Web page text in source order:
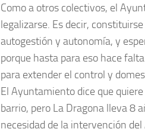
Como a otros colectivos, el
legalizarse. Es decir,
autogestión y autonomía, y
porque hasta para eso hace
para extender el control y
El Ayuntamiento dice que
barrio, pero La Dragona lleva 8
necesidad de la intervención